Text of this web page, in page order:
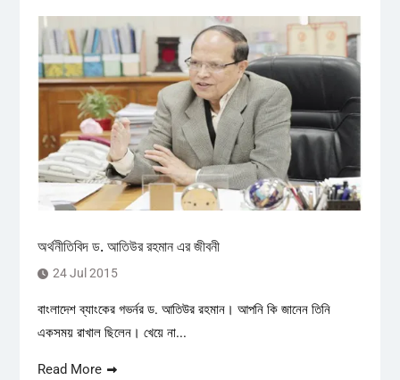
অর্থনীতিবিদ ড. আতিউর রহমান এর জীবনী
24 Jul 2015
বাংলাদেশ ব্যাংকের গভর্নর ড. আতিউর রহমান। আপনি কি জানেন তিনি
একসময় রাখাল ছিলেন। খেয়ে না...
Read More